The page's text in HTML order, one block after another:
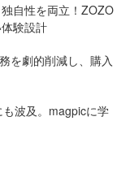
自性を両立！ZOZO
験設計
を劇的削減し、購入
波及。magpicに学